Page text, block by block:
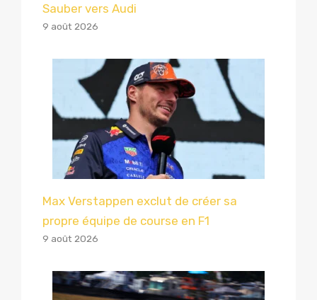
Sauber vers Audi
9 août 2026
Max Verstappen exclut de créer sa
propre équipe de course en F1
9 août 2026